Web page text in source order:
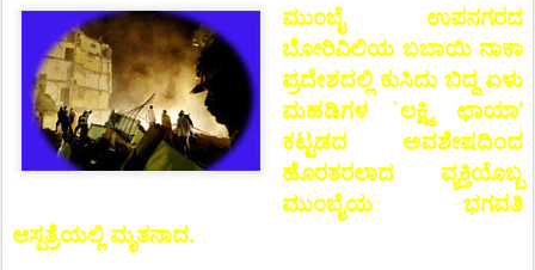
ಮುಂಬೈ ಉಪನಗರದ
ಬೋರಿವಿಲಿಯ ಬಬಾಯಿ ನಾಕಾ
ಪ್ರದೇಶದಲ್ಲಿ ಕುಸಿದು ಬಿದ್ದ ಏಳು
ಮಹಡಿಗಳ `ಲಕ್ಷ್ಮಿ ಛಾಯಾ'
ಕಟ್ಟಡದ ಅವಶೇಷದಿಂದ
ಹೊರತರಲಾದ ವ್ಯಕ್ತಿಯೊಬ್ಬ
ಮುಂಬೈಯ ಭಗವತಿ
ಆಸ್ಪತ್ರೆಯಲ್ಲಿ ಮೃತನಾದ.